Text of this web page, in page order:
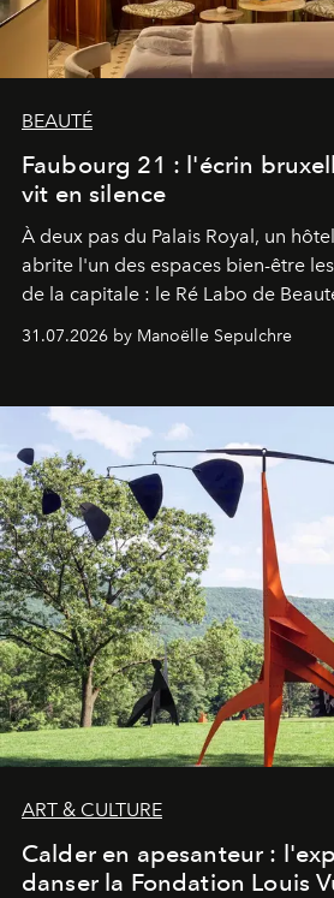
BEAUTÉ
Faubourg 21 : l'écrin
vit en silence
À deux pas du Palais Royal, un
abrite l'un des espaces bien-être
de la capitale : le Ré Labo de
31.07.2026 by Manoëlle Sepulchre
ART & CULTURE
Calder en apesanteur :
danser la Fondation Louis